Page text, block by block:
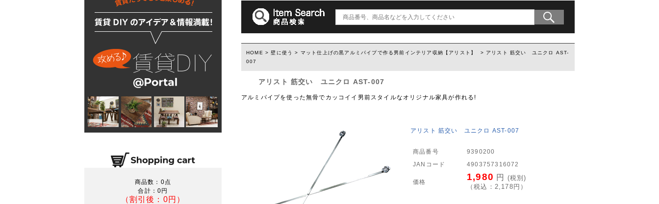
取っ手(ダルトン)
つまみ(ダルトン)
フック(ダルトン)
商品数：0点
合計：0円
（割引後：0円）
HOME >壁に使う > マット仕上げの黒アルミパイプで作る男前インテリア収納【アリスト】
> アリスト 筋交い ユニクロ AST-
007
アリスト 筋交い ユニクロ AST-007
アルミパイプを使った無骨でカッコイイ男前スタイルなオリジナル家具が作れる!
アリスト 筋交い ユニクロ AST-007
商品番号
9390200
JANコード
4903757316072
価格 1,980 円 (税別)
（税込： 2,178 円）